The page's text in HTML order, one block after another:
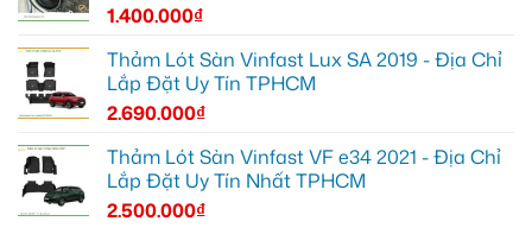
1.400.000₫
Thảm Lót Sàn Vinfast Lux SA 2019 - Địa Chỉ
Lắp Đặt Uy Tín TPHCM
2.690.000₫
Thảm Lót Sàn Vinfast VF e34 2021 - Địa Chỉ
Lắp Đặt Uy Tín Nhất TPHCM
2.500.000₫